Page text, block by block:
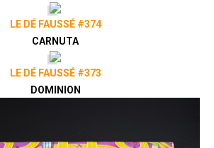
LE DÉ FAUSSÉ #374
CARNUTA
LE DÉ FAUSSÉ #373
DOMINION